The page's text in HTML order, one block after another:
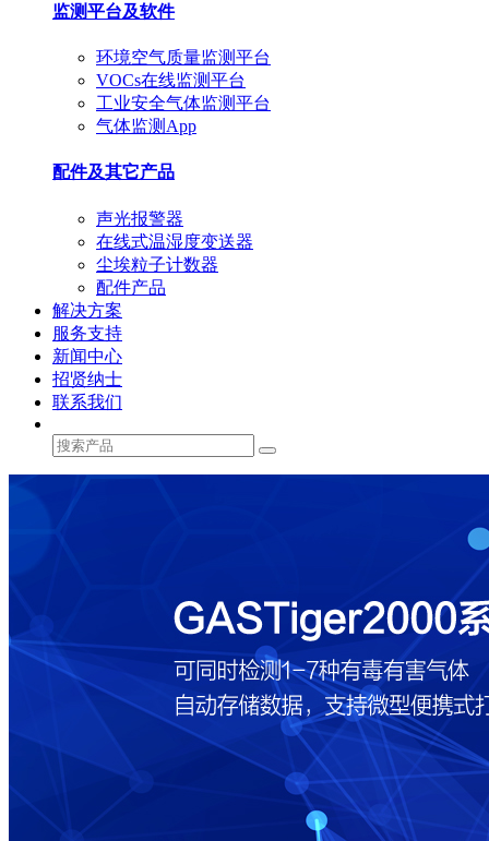
监测平台及软件
环境空气质量监测平台
VOCs在线监测平台
工业安全气体监测平台
气体监测App
配件及其它产品
声光报警器
在线式温湿度变送器
尘埃粒子计数器
配件产品
解决方案
服务支持
新闻中心
招贤纳士
联系我们